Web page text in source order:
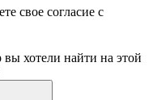
свое согласие с
хотели найти на этой